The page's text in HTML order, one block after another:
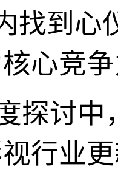
找到心
心竞
探讨
行业